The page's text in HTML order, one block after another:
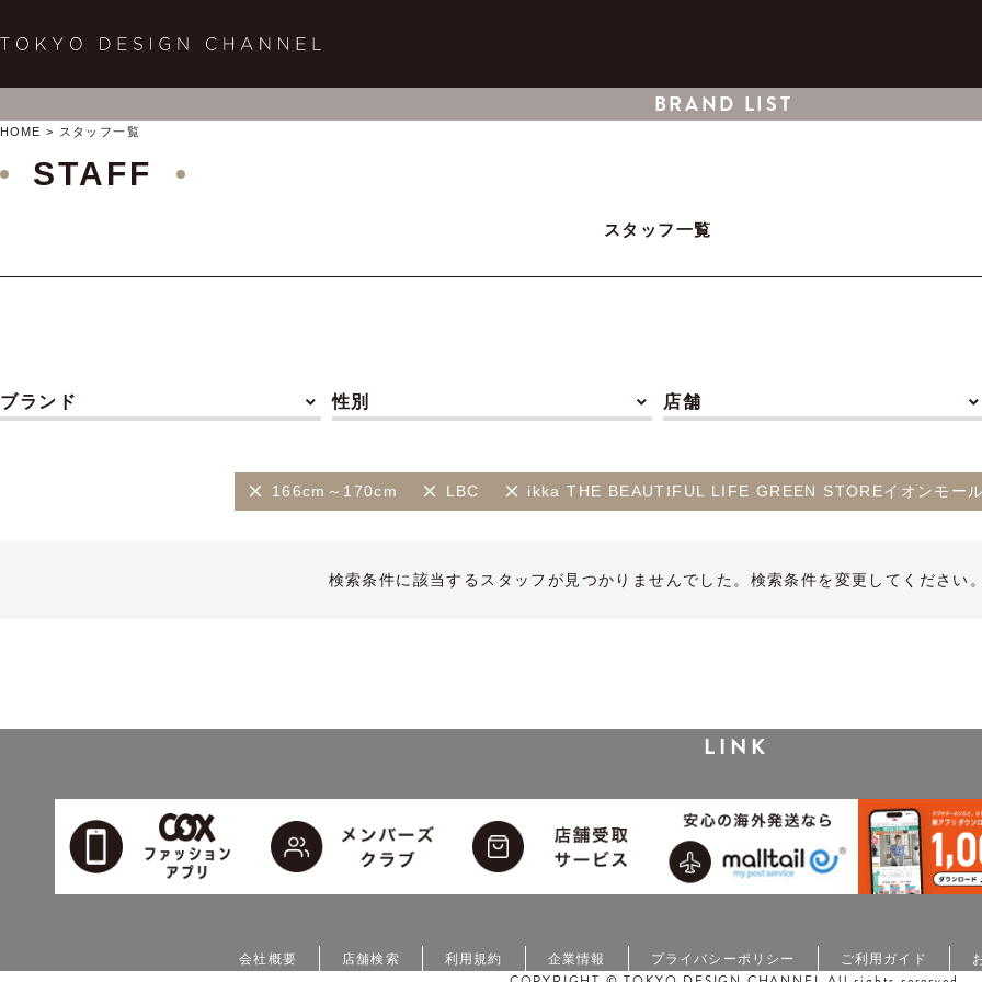
BRAND LIST
HOME スタッフ一覧
STAFF
スタッフ一覧
ブランド 性別 店舗
166cm～170cm LBC ikka THE BEAUTIFUL LIFE GREEN STOREイオンモー
検索条件に該当するスタッフが見つかりませんでした。検索条件を変更してください
LINK
会社概要 店舗検索 利用規約 企業情報 プライバシーポリシー ご利用ガイド